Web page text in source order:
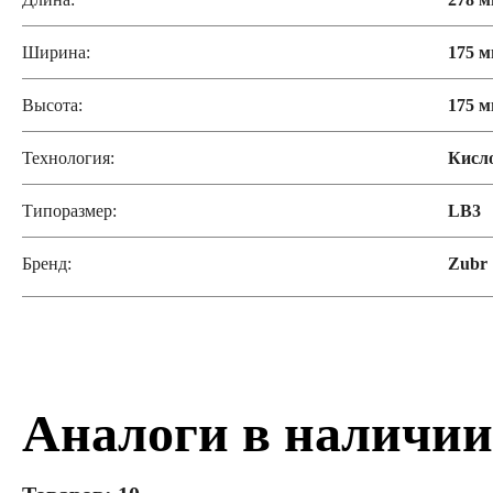
Ширина: 175
Высота: 175
Технология:
Типоразмер: LB3
Бренд: Zubr
Аналоги в наличии